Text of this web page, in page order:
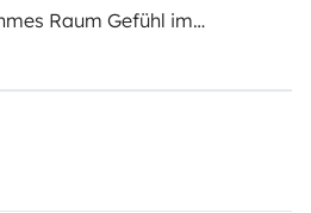
Raum Gefühl im
abgetrennten Badbereich
zum Verweilen oder